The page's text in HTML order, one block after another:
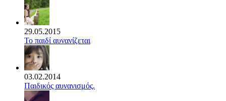
29.05.2015
Το παιδί αυνανίζεται
03.02.2014
Παιδικός αυνανισμός.